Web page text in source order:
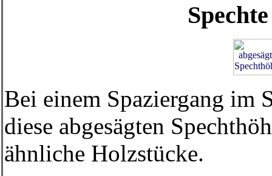
Bei einem Spaziergang im
diese abgesägten
ähnliche Holzstücke.